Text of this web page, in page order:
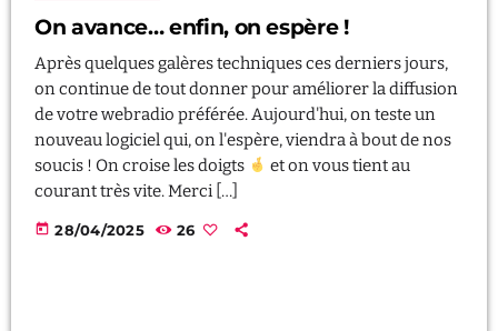
On avance… enfin, on espère !
Après quelques galères techniques ces derniers jours,
on continue de tout donner pour améliorer la diffusion
de votre webradio préférée. Aujourd'hui, on teste un
nouveau logiciel qui, on l'espère, viendra à bout de nos
soucis ! On croise les doigts
et on vous tient au
courant très vite. Merci […]
today 28/04/2025 26